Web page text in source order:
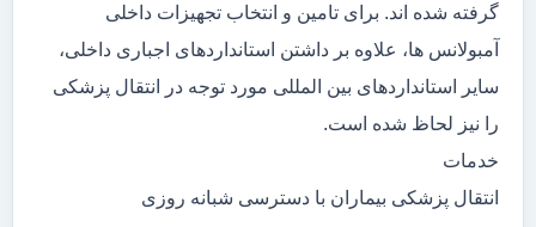
گرفته شده اند. برای تامین و انتخاب تجهیزات داخلی
آمبولانس ها، علاوه بر داشتن استانداردهای اجباری داخلی،
سایر استانداردهای بین المللی مورد توجه در انتقال پزشکی
را نیز لحاظ شده است.
خدمات
انتقال پزشکی بیماران با دسترسی شبانه روزی